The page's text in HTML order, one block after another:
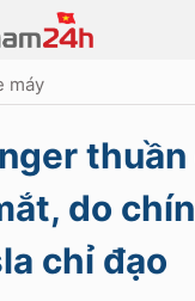
máy
do
chỉ đạo